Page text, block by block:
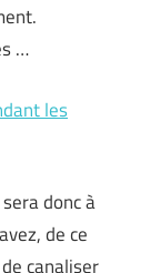
…
les
donc à
de ce
canaliser